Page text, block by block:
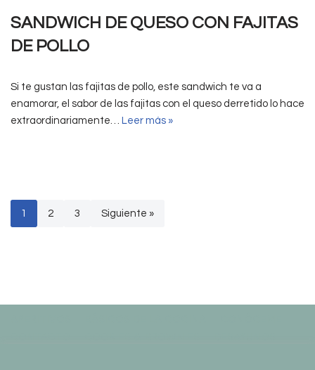
SANDWICH DE QUESO CON FAJITAS
DE POLLO
Si te gustan las fajitas de pollo, este sandwich te va a
enamorar, el sabor de las fajitas con el queso derretido lo hace
extraordinariamente… Leer más »
1 2 3 Siguiente »